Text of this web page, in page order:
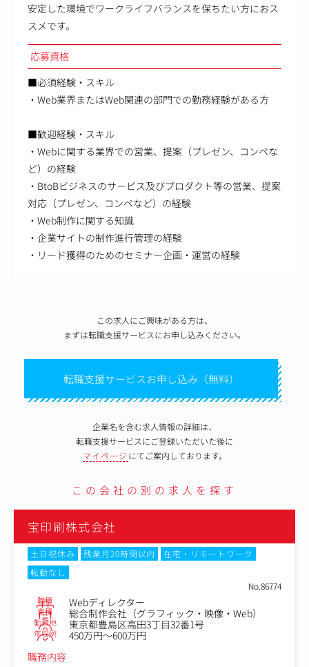
安定した環境でワークライフバランスを保ちたい方におス
スメです。
応募資格
■必須経験・スキル
・Web業界またはWeb関連の部門での勤務経験がある方
■歓迎経験・スキル
・Webに関する業界での営業、提案（プレゼン、コンペな
ど）の経験
・BtoBビジネスのサービス及びプロダクト等の営業、提案
対応（プレゼン、コンペなど）の経験
・Web制作に関する知識
・企業サイトの制作進行管理の経験
・リード獲得のためのセミナー企画・運営の経験
この求人にご興味がある方は、
まずは転職支援サービスにお申し込みください。
転職支援サービスお申し込み（無料）
企業名を含む求人情報の詳細は、
転職支援サービスにご登録いただいた後に
マイページ にてご案内しております。
この会社の別の求人を探す
ートワーク
像・Web）
土日祝休み 在宅・リモートワーク
総合制作会社（グラフィック・
勤務地 東京都豊島区高田3-28-8
年収例
450万円～550万円
職務内容